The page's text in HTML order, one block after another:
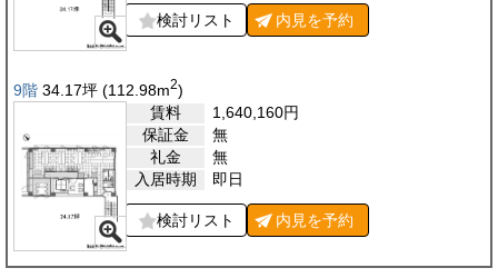
検討リスト 内見を予約
9階 34.17坪 (112.98m2)
賃料
1,640,160円
保証金
無
礼金
無
入居時期
即日
検討リスト 内見を予約